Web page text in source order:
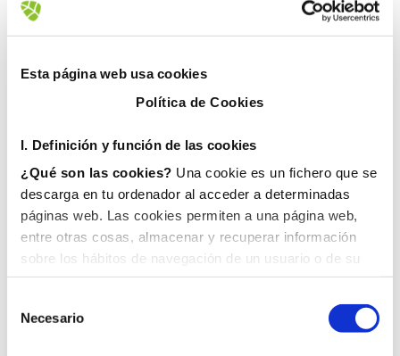
Esta página web usa cookies
Política de Cookies
I. Definición y función de las cookies
¿Qué son las cookies? Una cookie es un fichero que se
descarga en tu ordenador al acceder a determinadas
páginas web. Las cookies permiten a una página web,
entre otras cosas, almacenar y recuperar información
sobre los hábitos de navegación de un usuario o de su
equipo y, dependiendo de la información que contengan y
de la forma en que utilice su equipo, pueden utilizarse
para reconocer al usuario.
Necesario